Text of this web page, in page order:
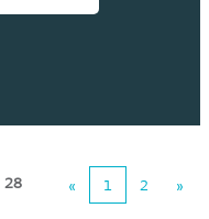
28 « 1 2 »